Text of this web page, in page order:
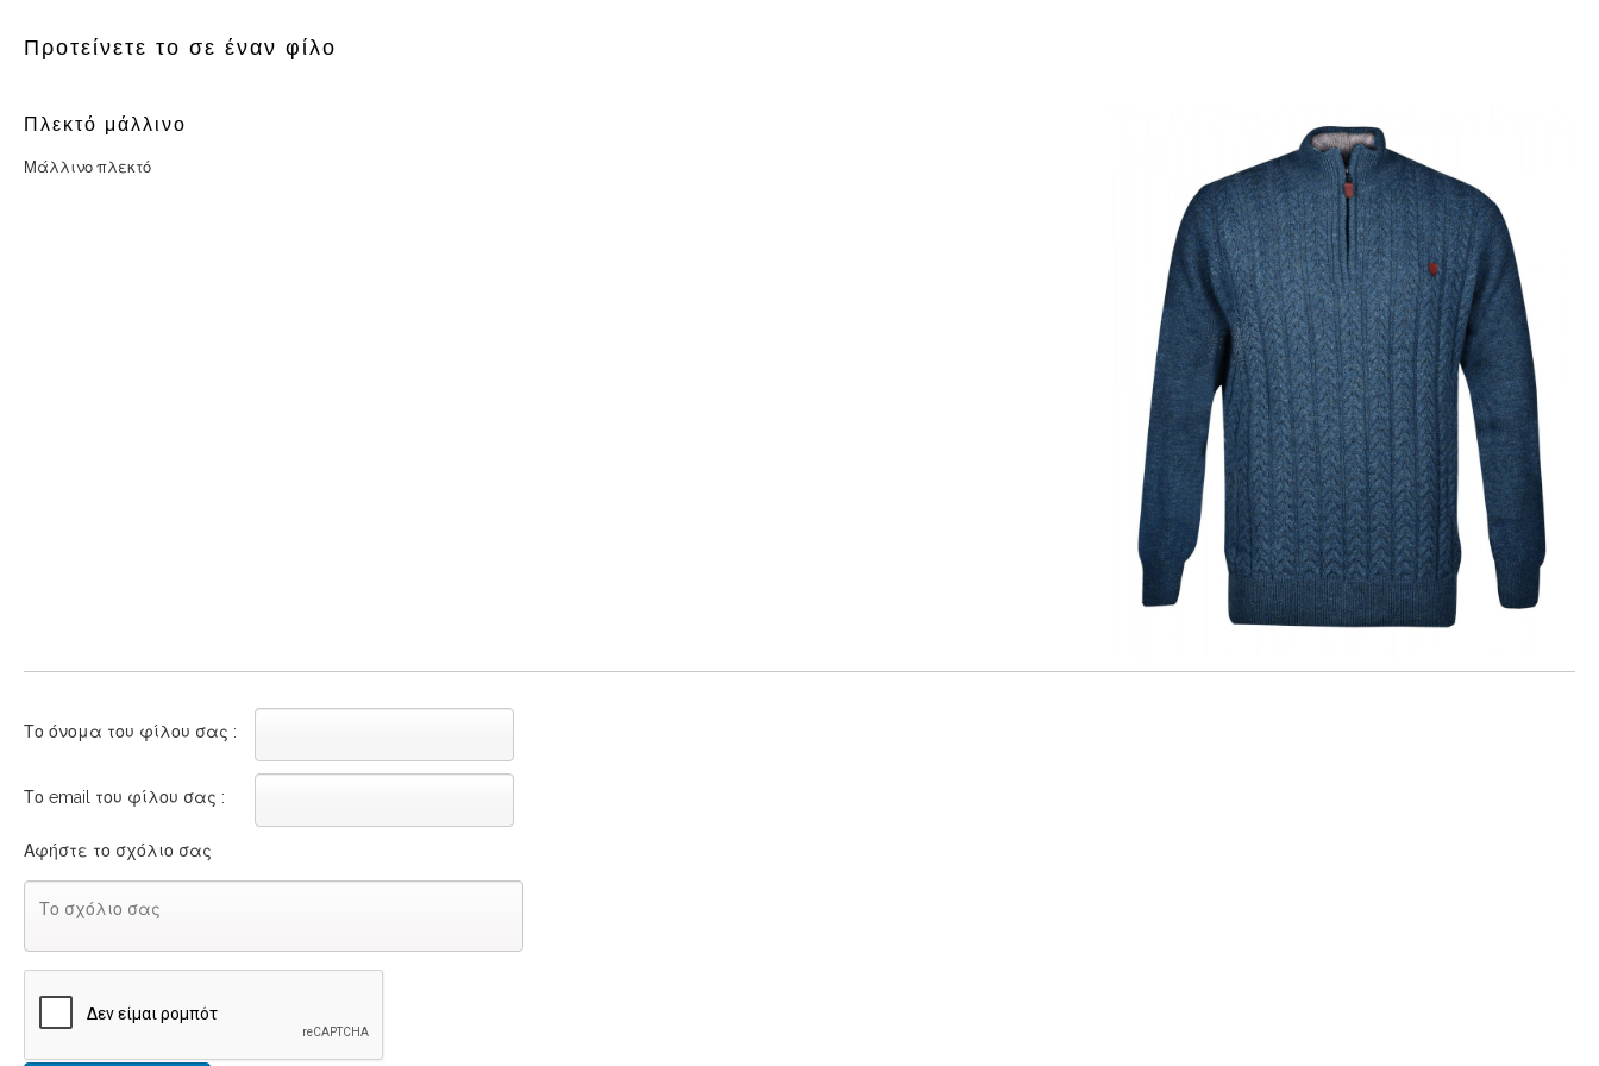
Προτείνετε το σε έναν φίλο
Πλεκτό μάλλινο
Μάλλινο πλεκτό
Το όνομα του φίλου σας :
Το email του φίλου σας :
Αφήστε το σχόλιο σας